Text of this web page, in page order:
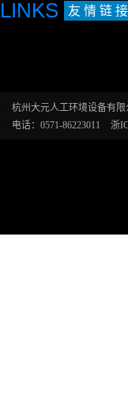
内沉积，久而久之，一旦堵
LINKS 友 情 链 接
杭州大元人工环境设备有限
电话：0571-86223011
浙